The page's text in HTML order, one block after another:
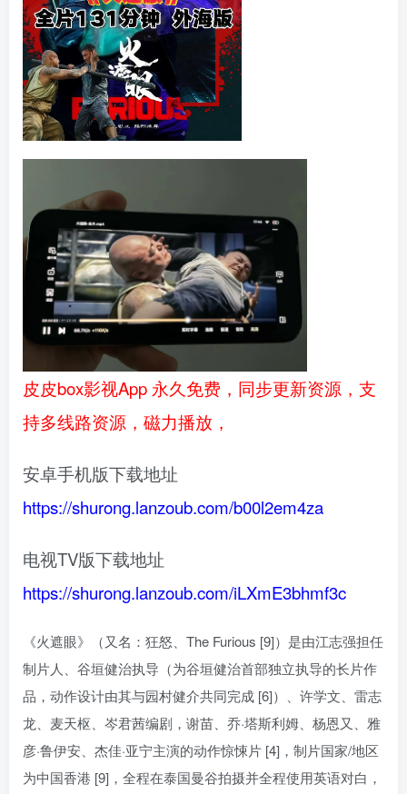
皮皮box影视App 永久免费，同步更新资源，支
持多线路资源，磁力播放，
安卓手机版下载地址
https://shurong.lanzoub.com/b00l2em4za
电视TV版下载地址
https://shurong.lanzoub.com/iLXmE3bhmf3c
《火遮眼》（又名：狂怒、The Furious [9]）是由江志强担任
制片人、谷垣健治执导（为谷垣健治首部独立执导的长片作
品，动作设计由其与园村健介共同完成 [6]）、许学文、雷志
龙、麦天枢、岑君茜编剧，谢苗、乔·塔斯利姆、杨恩又、雅
彦·鲁伊安、杰佳·亚宁主演的动作惊悚片 [4]，制片国家/地区
为中国香港 [9]，全程在泰国曼谷拍摄并全程使用英语对白，